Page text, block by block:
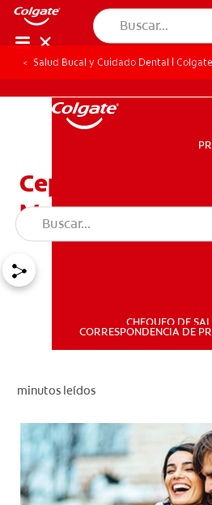
CHEQUEO DE
CORRESPONDENCIA DE
Salud Bucal y Cuidado Dental |
Cepille Sus
Mejorar Su
minutos leídos